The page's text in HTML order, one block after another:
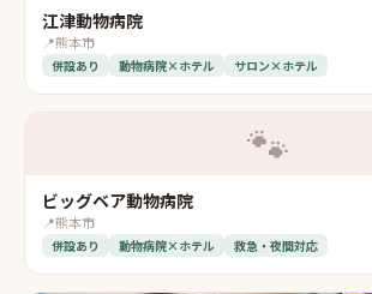
江津動物病院
📍熊本市
併設あり 動物病院×ホテル サロン×ホテル
🐾
ビッグベア動物病院
📍熊本市
併設あり 動物病院×ホテル 救急・夜間対応